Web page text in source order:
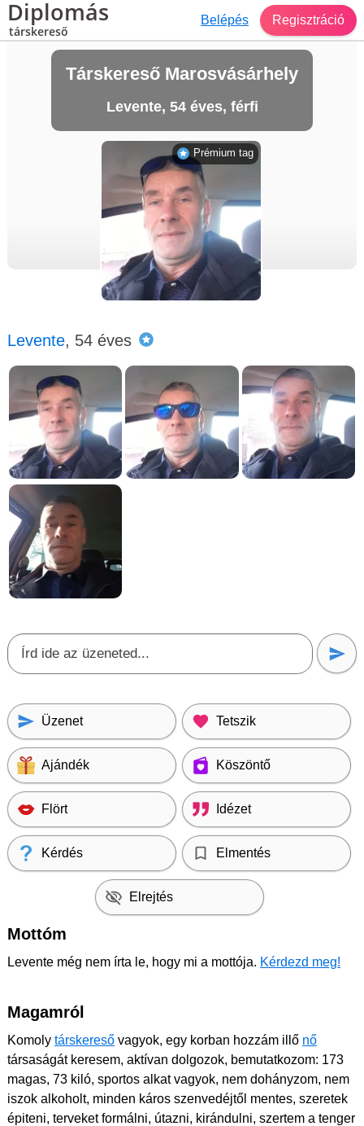
Diplomás
társkereső
Belépés Regisztráció
Társkereső Marosvásárhely
Levente, 54 éves, férfi
Levente, 54 éves
Üzenet Tetszik
Ajándék Köszöntő
Flört Idézet
Kérdés Elmentés
Elrejtés
Mottóm
Levente még nem írta le, hogy mi a mottója. Kérdezd meg!
Magamról
Komoly társkereső vagyok, egy korban hozzám illő nő
társaságát keresem, aktívan dolgozok, bemutatkozom: 173
magas, 73 kiló, sportos alkat vagyok, nem dohányzom, nem
iszok alkoholt, minden káros szenvedéjtől mentes, szeretek
épiteni, terveket formálni, útazni, kirándulni, szertem a tenger
Prémium tag